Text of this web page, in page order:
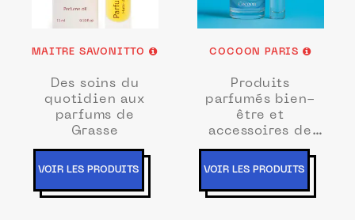
MAITRE SAVONITTO
Des soins du
quotidien aux
parfums de
Grasse
VOIR LES PRODUITS
COCOON PARIS
Produits
parfumés bien-
être et
accessoires de
yoga
VOIR LES PRODUITS